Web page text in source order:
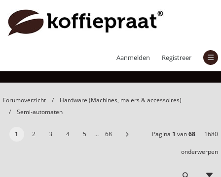
Aanmelden Registreer
Forumoverzicht
Hardware (Machines, malers & accessoires)
Semi-automaten
1 2 3 4 5 … 68 Pagina 1 van68 1680
onderwerpen